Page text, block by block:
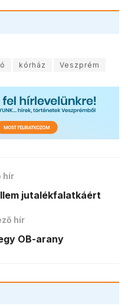
kórház Veszprém
hír
jutalékfalatkáért
hír
OB-arany